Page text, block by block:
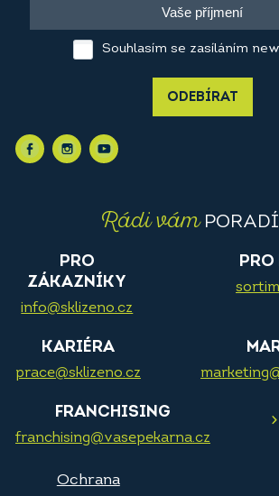
Souhlasím se zasíláním
ODEBÍRAT
Rádi vám
PRO
ZÁKAZNÍKY
info@sklizeno.cz
PRO
KARIÉRA
prace@sklizeno.cz
FRANCHISING
franchising@vasepekarna.cz
Ochrana